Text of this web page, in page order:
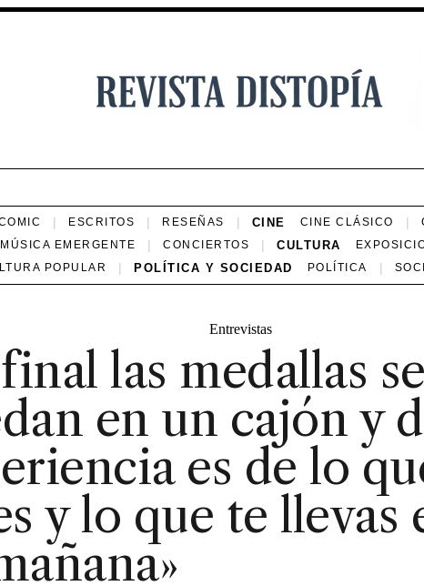
ESCRITOS RESEÑAS CINE CINE CLÁSICO
MÚSICA EMERGENTE CONCIERTOS CULTURA
POPULAR POLÍTICA Y SOCIEDAD POLÍTICA
Entrevistas
las medallas se
en un cajón y
es de lo
y lo que te llevas